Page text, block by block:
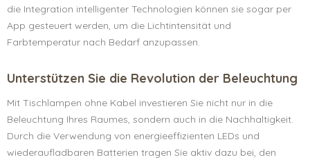
die Integration intelligenter Technologien können sie sogar per
App gesteuert werden, um die Lichtintensität und
Farbtemperatur nach Bedarf anzupassen.
Unterstützen Sie die Revolution der Beleuchtung
Mit Tischlampen ohne Kabel investieren Sie nicht nur in die
Beleuchtung Ihres Raumes, sondern auch in die Nachhaltigkeit.
Durch die Verwendung von energieeffizienten LEDs und
wiederaufladbaren Batterien tragen Sie aktiv dazu bei, den